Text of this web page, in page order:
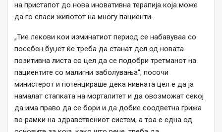
на пристапот до нова иновативна терапија која може
да го спаси животот на многу пациенти.
„Тие лекови кои изминатиот период се набавуваа со
посебен буџет ќе треба да станат дел од новата
позитивна листа со цел да се подобри третманот на
пациентите со малигни заболувања“, посочи
министерот и потенцираше дека нивната цел е да ја
намалат стапката на морталитет и да овозможат секој
да има право да се бори и да добие соодветна грижа
во рамки на здравствениот систем, а тоа е една од